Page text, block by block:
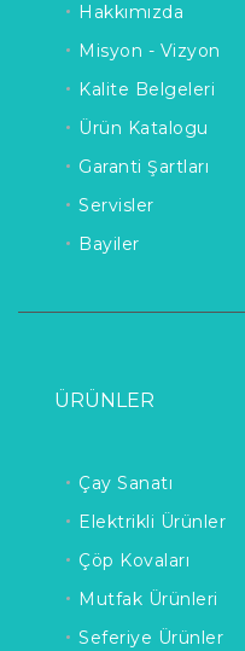
Hakkımızda
Misyon - Vizyon
Kalite Belgeleri
Ürün Katalogu
Garanti Şartları
Servisler
Bayiler
ÜRÜNLER
Çay Sanatı
Elektrikli Ürünler
Çöp Kovaları
Mutfak Ürünleri
Seferiye Ürünler